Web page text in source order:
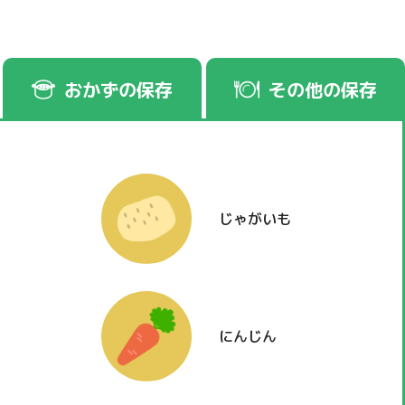
おかずの保存 その他の保存
じゃがいも
にんじん